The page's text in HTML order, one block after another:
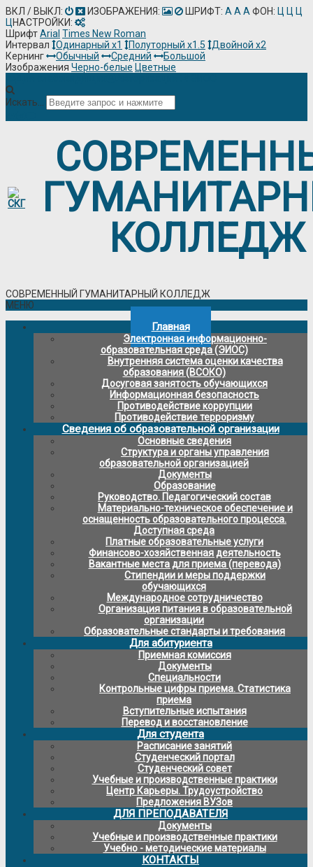
ВКЛ / ВЫКЛ: ИЗОБРАЖЕНИЯ: ШРИФТ: A A A ФОН: Ц Ц Ц
ЦНАСТРОЙКИ:
ШрифтArial Times New Roman
Интервал
Одинарный х1 Полуторный х1.5
Двойной х2
Кернинг
Обычный Средний
Большой
Изображения Черно-белые Цветные
Искать...
КОЛЛЕДЖ
СОВРЕМЕННЫЙ ГУМАНИТАРНЫЙ КОЛЛЕДЖ
МЕНЮ
Главная
Электронная информационно-
образовательная среда (ЭИОС)
Внутренняя система оценки качества
образования (ВСОКО)
Досуговая занятость обучающихся
Информационная безопасность
Противодействие коррупции
Противодействие терроризму
Сведения об образовательной организации
Основные сведения
Структура и органы управления
образовательной организацией
Документы
Образование
Руководство. Педагогический состав
Материально-техническое обеспечение и
оснащенность образовательного процесса.
Доступная среда
Платные образовательные услуги
Финансово-хозяйственная деятельность
Вакантные места для приема (перевода)
Стипендии и меры поддержки
обучающихся
Международное сотрудничество
Организация питания в образовательной
организации
Образовательные стандарты и требования
Для абитуриента
Приемная комиссия
Документы
Специальности
Контрольные цифры приема. Статистика
приема
Вступительные испытания
Перевод и восстановление
Для студента
Расписание занятий
Студенческий портал
Студенческий совет
Учебные и производственные практики
Центр Карьеры. Трудоустройство
Предложения ВУЗов
ДЛЯ ПРЕПОДАВАТЕЛЯ
Документы
Учебные и производственные практики
Учебно - методические материалы
КОНТАКТЫ